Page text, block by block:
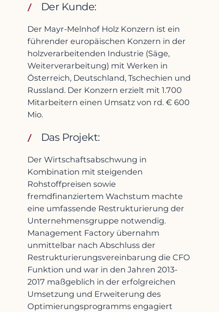
Der Kunde:
Der Mayr-Melnhof Holz Konzern ist ein
führender europäischen Konzern in der
holzverarbeitenden Industrie (Säge,
Weiterverarbeitung) mit Werken in
Österreich, Deutschland, Tschechien und
Russland. Der Konzern erzielt mit 1.700
Mitarbeitern einen Umsatz von rd. € 600
Mio.
Das Projekt:
Der Wirtschaftsabschwung in
Kombination mit steigenden
Rohstoffpreisen sowie
fremdfinanziertem Wachstum machte
eine umfassende Restrukturierung der
Unternehmensgruppe notwendig.
Management Factory übernahm
unmittelbar nach Abschluss der
Restrukturierungsvereinbarung die CFO
Funktion und war in den Jahren 2013-
2017 maßgeblich in der erfolgreichen
Umsetzung und Erweiterung des
Optimierungsprogramms engagiert